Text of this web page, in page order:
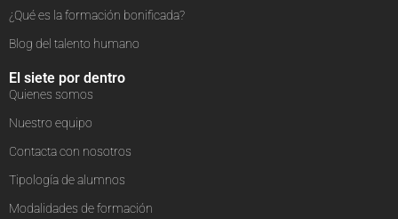
¿Qué es la formación bonificada?
Blog del talento humano
El siete por dentro
Quienes somos
Nuestro equipo
Contacta con nosotros
Tipología de alumnos
Modalidades de formación